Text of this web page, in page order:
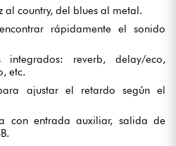
al country, del blues al metal.
rápidamente el sonido
integrados: reverb, delay/eco,
etc.
ajustar el retardo según el
con entrada auxiliar, salida de